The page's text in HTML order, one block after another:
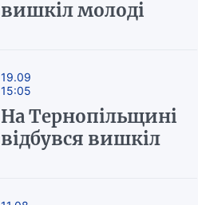
вишкіл молоді
19.09
15:05
На Тернопільщині
відбувся вишкіл